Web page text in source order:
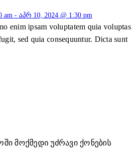
am - აპრ 10, 2024 @ 1:30 pm
enim ipsam voluptatem quia voluptas
sed quia consequuntur. Dicta sunt
მოქმედი უძრავი ქონების